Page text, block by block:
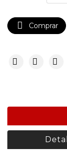
 Comprar